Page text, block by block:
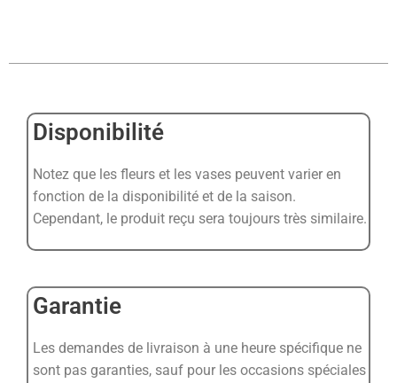
Disponibilité
Notez que les fleurs et les vases peuvent varier en
fonction de la disponibilité et de la saison.
Cependant, le produit reçu sera toujours très similaire.
Garantie
Les demandes de livraison à une heure spécifique ne
sont pas garanties, sauf pour les occasions spéciales